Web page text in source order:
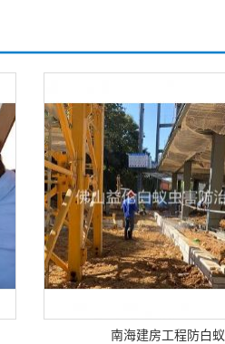
南海建房工程防白蚁